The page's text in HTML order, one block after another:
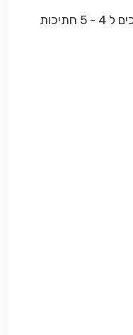
2 דגים בעלי צבע בשר לבן (חתוכים ל 4 - 5 חתיכות